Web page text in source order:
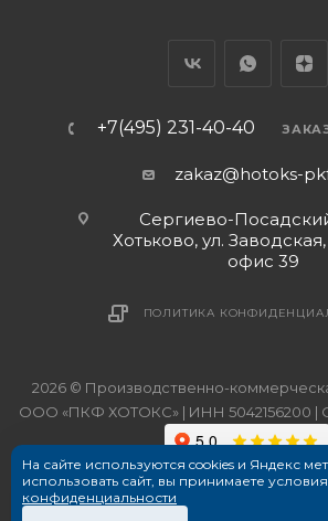
+7(495) 231-40-40
zakaz@hotoks-
Сергиево-Посадский
Хотьково, ул. Заводская,
офис 39
ПОЛИТИКА
2026 © Производственно-
ООО «ПКФ ХОТОКС» | ИНН 5042156200 |
На сайте используются cookies и Яндекс
использовать сайт, вы принимаете
конфиденциальности